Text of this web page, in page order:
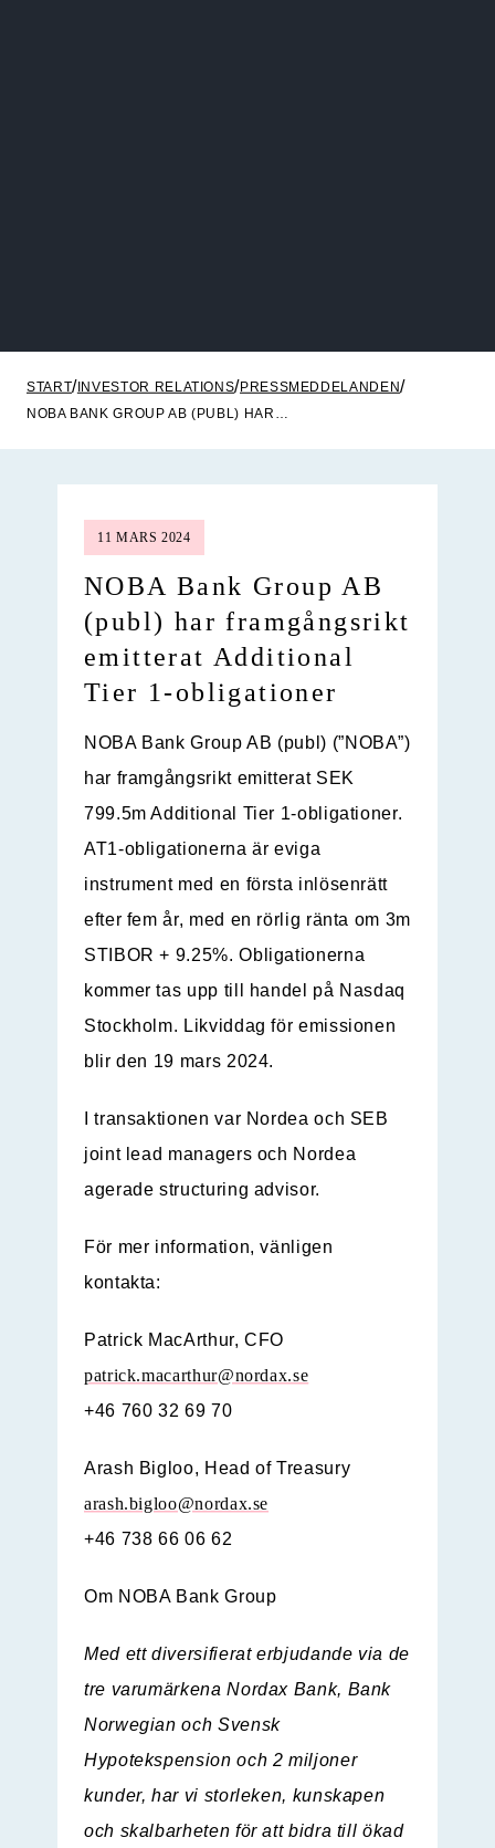
START INVESTOR RELATIONS PRESSMEDDELANDEN
NOBA BANK GROUP AB (PUBL) HAR FRAMGÅNGSRIKT EMITTERAT ADDITIONAL TIER 1-OBLIGATIONER
11 MARS 2024
NOBA Bank Group AB
(publ) har framgångsrikt
emitterat Additional
Tier 1-obligationer
NOBA Bank Group AB (publ) (”NOBA”)
har framgångsrikt emitterat SEK
799.5m Additional Tier 1-obligationer.
AT1-obligationerna är eviga
instrument med en första inlösenrätt
efter fem år, med en rörlig ränta om 3m
STIBOR + 9.25%. Obligationerna
kommer tas upp till handel på Nasdaq
Stockholm. Likviddag för emissionen
blir den 19 mars 2024.
I transaktionen var Nordea och SEB
joint lead managers och Nordea
agerade structuring advisor.
För mer information, vänligen
kontakta:
Patrick MacArthur, CFO
patrick.macarthur@nordax.se
+46 760 32 69 70
Arash Bigloo, Head of Treasury
arash.bigloo@nordax.se
+46 738 66 06 62
Om NOBA Bank Group
Med ett diversifierat erbjudande via de
tre varumärkena Nordax Bank, Bank
Norwegian och Svensk
Hypotekspension och 2 miljoner
kunder, har vi storleken, kunskapen
och skalbarheten för att bidra till ökad